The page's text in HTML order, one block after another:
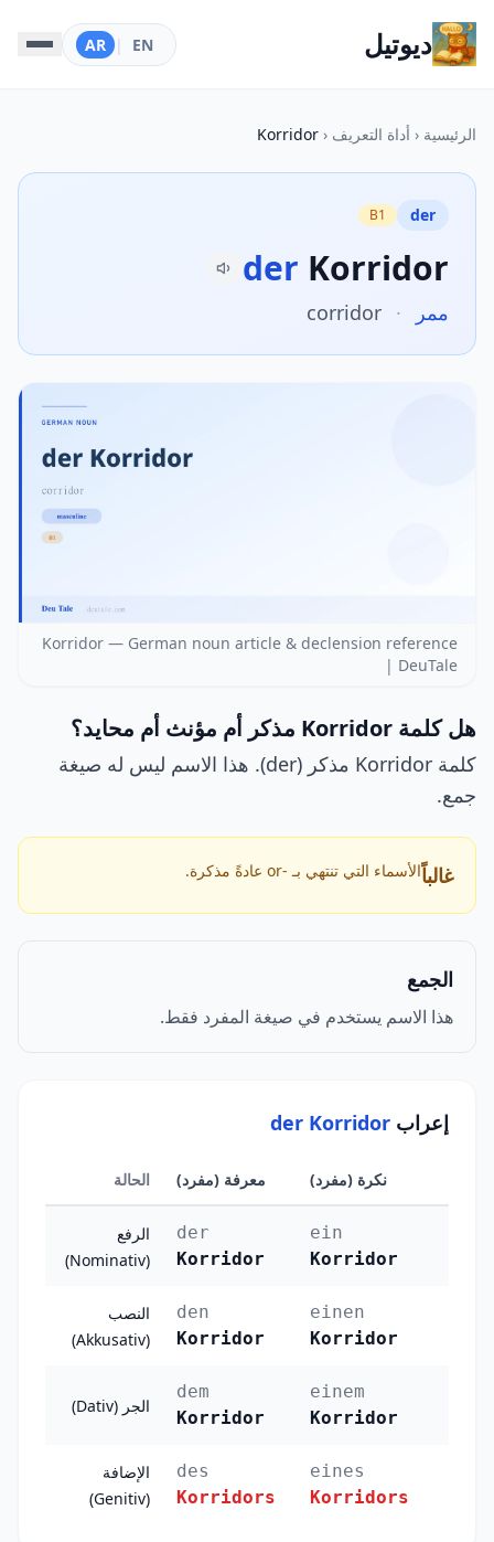
ديوتيل EN
|
AR
الرئيسية ‹ أداة التعريف ‹
Korridor
der
B1
der Korridor
ممر ·
corridor
Korridor — German noun article & declension reference
| DeuTale
هل كلمة Korridor مذكر أم مؤنث أم محايد؟
كلمة Korridor مذكر (der). هذا الاسم ليس له صيغة
جمع.
غالباًالأسماء التي تنتهي بـ -or عادةً مذكرة.
الجمع
هذا الاسم يستخدم في صيغة المفرد فقط.
إعراب der Korridor
الحالة معرفة (مفرد) نكرة (مفرد)
الرفع
(Nominativ)
der
Korridor
ein
Korridor
النصب
(Akkusativ)
den
Korridor
einen
Korridor
الجر (Dativ)
dem
Korridor
einem
Korridor
الإضافة
(Genitiv)
des
Korridors
eines
Korridors